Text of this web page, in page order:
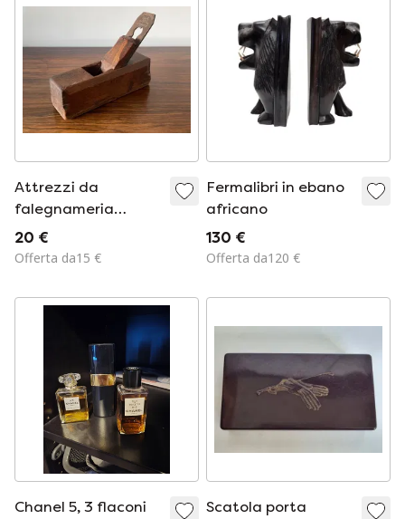
Attrezzi da
falegnameria
antichi del XIX
secolo per la
20 €
Offerta da15 €
Fermalibri in ebano
africano
130 €
Offerta da120 €
Chanel 5, 3 flaconi
Scatola porta